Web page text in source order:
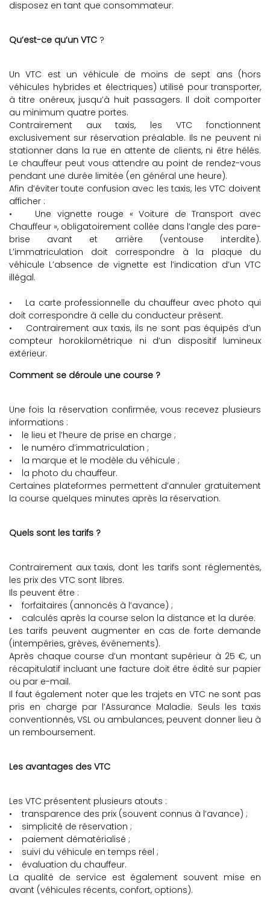
disposez en tant que consommateur.
Qu’est-ce qu’un VTC ?
Un VTC est un véhicule de moins de sept ans (hors
véhicules hybrides et électriques) utilisé pour transporter,
à titre onéreux, jusqu’à huit passagers. Il doit comporter
au minimum quatre portes.
Contrairement aux taxis, les VTC fonctionnent
exclusivement sur réservation préalable. Ils ne peuvent ni
stationner dans la rue en attente de clients, ni être hélés.
Le chauffeur peut vous attendre au point de rendez-vous
pendant une durée limitée (en général une heure).
Afin d’éviter toute confusion avec les taxis, les VTC doivent
afficher :
• Une vignette rouge « Voiture de Transport avec
Chauffeur », obligatoirement collée dans l’angle des pare-
brise avant et arrière (ventouse interdite).
L’immatriculation doit correspondre à la plaque du
véhicule L’absence de vignette est l’indication d’un VTC
illégal.
• La carte professionnelle du chauffeur avec photo qui
doit correspondre à celle du conducteur présent.
• Contrairement aux taxis, ils ne sont pas équipés d’un
compteur horokilométrique ni d’un dispositif lumineux
extérieur.
Comment se déroule une course ?
Une fois la réservation confirmée, vous recevez plusieurs
informations :
• le lieu et l’heure de prise en charge ;
• le numéro d’immatriculation ;
• la marque et le modèle du véhicule ;
• la photo du chauffeur.
Certaines plateformes permettent d’annuler gratuitement
la course quelques minutes après la réservation.
Quels sont les tarifs ?
Contrairement aux taxis, dont les tarifs sont réglementés,
les prix des VTC sont libres.
Ils peuvent être :
• forfaitaires (annoncés à l’avance) ;
• calculés après la course selon la distance et la durée.
Les tarifs peuvent augmenter en cas de forte demande
(intempéries, grèves, événements).
Après chaque course d’un montant supérieur à 25 €, un
récapitulatif incluant une facture doit être édité sur papier
ou par e-mail.
Il faut également noter que les trajets en VTC ne sont pas
pris en charge par l’Assurance Maladie. Seuls les taxis
conventionnés, VSL ou ambulances, peuvent donner lieu à
un remboursement.
Les avantages des VTC
Les VTC présentent plusieurs atouts :
• transparence des prix (souvent connus à l’avance) ;
• simplicité de réservation ;
• paiement dématérialisé ;
• suivi du véhicule en temps réel ;
• évaluation du chauffeur.
La qualité de service est également souvent mise en
avant (véhicules récents, confort, options).